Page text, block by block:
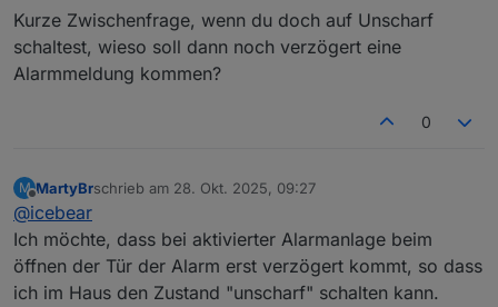
Kurze Zwischenfrage, wenn du doch auf Unscharf
schaltest, wieso soll dann noch verzögert eine
Alarmmeldung kommen?
0
M
Offline
MartyBrschrieb am 28. Okt. 2025, 09:27
zuletzt editiert von
@icebear
Ich möchte, dass bei aktivierter Alarmanlage beim
öffnen der Tür der Alarm erst verzögert kommt, so dass
ich im Haus den Zustand "unscharf" schalten kann.